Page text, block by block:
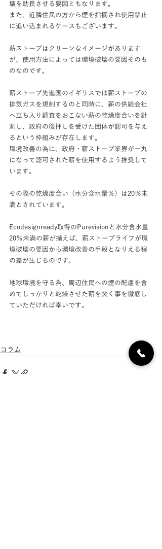
壊を助長させる要因ともなります。
また、近隣住民の方から煙を指摘され使用禁止
に追い込まれるケースもございます。
薪ストーブはクリーンなイメージがあります
が、使用方法によっては環境破壊の要因そのも
のなのです。
薪ストーブ先進国のイギリスでは薪ストーブの
排気ガスを規制するのと同時に、薪の供給会社
へ立ち入り調査をおこない薪の乾燥度合いを計
測し、政府の後押しを受けた団体が認可を与え
るという枠組みが存在します。
環境改善の為に、政府・薪ストーブ業界が一丸
になって認可された薪を使用するよう推奨して
います。
その際の乾燥度合い（水分含水量％）は20％未
満とされています。
Ecodesignready取得のPurevisionと水分含水量
20％未満の薪が揃えば、薪ストーブライフが環
境破壊の要因から環境改善の手段となりえる程
の差が生じるのです。
地球環境を守る為、周辺住民への煙の配慮を含
めてしっかりと乾燥させた薪を焚く事を徹底し
ていただければ幸いです。
コラム